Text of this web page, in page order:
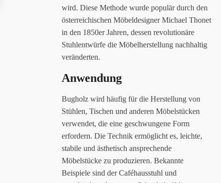
wird. Diese Methode wurde populär durch den
österreichischen Möbeldesigner Michael Thonet
in den 1850er Jahren, dessen revolutionäre
Stuhlentwürfe die Möbelherstellung nachhaltig
veränderten.
Anwendung
Bugholz wird häufig für die Herstellung von
Stühlen, Tischen und anderen Möbelstücken
verwendet, die eine geschwungene Form
erfordern. Die Technik ermöglicht es, leichte,
stabile und ästhetisch ansprechende
Möbelstücke zu produzieren. Bekannte
Beispiele sind der Caféhausstuhl und